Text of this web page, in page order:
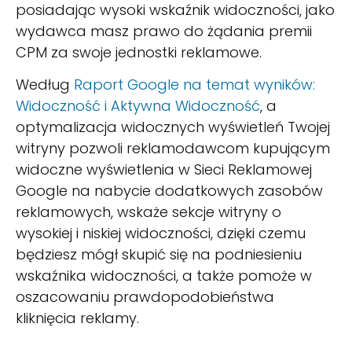
posiadając wysoki wskaźnik widoczności, jako
wydawca masz prawo do żądania premii
CPM za swoje jednostki reklamowe.
Według Raport Google na temat wyników:
Widoczność i Aktywna Widoczność, a
optymalizacja widocznych wyświetleń Twojej
witryny pozwoli reklamodawcom kupującym
widoczne wyświetlenia w Sieci Reklamowej
Google na nabycie dodatkowych zasobów
reklamowych, wskaże sekcje witryny o
wysokiej i niskiej widoczności, dzięki czemu
będziesz mógł skupić się na podniesieniu
wskaźnika widoczności, a także pomoże w
oszacowaniu prawdopodobieństwa
kliknięcia reklamy.